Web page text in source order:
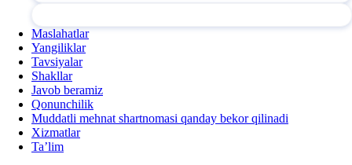
Maslahatlar
Yangiliklar
Tavsiyalar
Shakllar
Javob beramiz
Qonunchilik
Muddatli mehnat shartnomasi qanday bekor qilinadi
Xizmatlar
Ta’lim